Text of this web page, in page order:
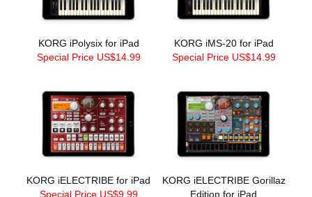
KORG iPolysix for iPad
Special Price US$14.99
KORG iMS-20 for iPad
Special Price US$14.99
KORG iELECTRIBE for iPad
Special Price US$9.99
KORG iELECTRIBE Gorillaz
Edition for iPad